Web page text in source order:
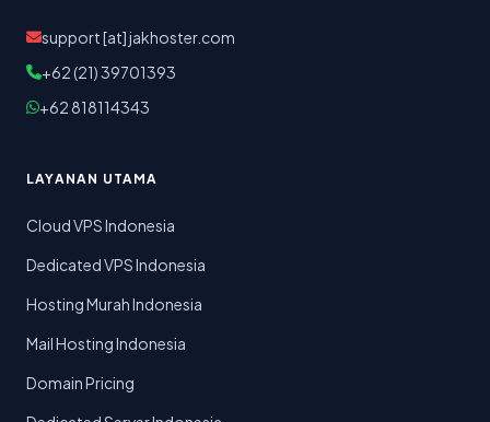
support [at] jakhoster.com
+62 (21) 39701393
+62 818114343
LAYANAN UTAMA
Cloud VPS Indonesia
Dedicated VPS Indonesia
Hosting Murah Indonesia
Mail Hosting Indonesia
Domain Pricing